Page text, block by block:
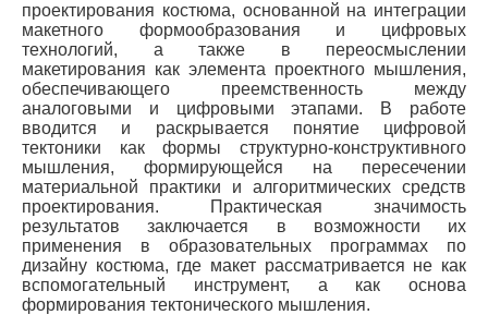
проектирования костюма, основанной на интеграции
макетного формообразования и цифровых
технологий, а также в переосмыслении
макетирования как элемента проектного мышления,
обеспечивающего преемственность между
аналоговыми и цифровыми этапами. В работе
вводится и раскрывается понятие цифровой
тектоники как формы структурно-конструктивного
мышления, формирующейся на пересечении
материальной практики и алгоритмических средств
проектирования. Практическая значимость
результатов заключается в возможности их
применения в образовательных программах по
дизайну костюма, где макет рассматривается не как
вспомогательный инструмент, а как основа
формирования тектонического мышления.